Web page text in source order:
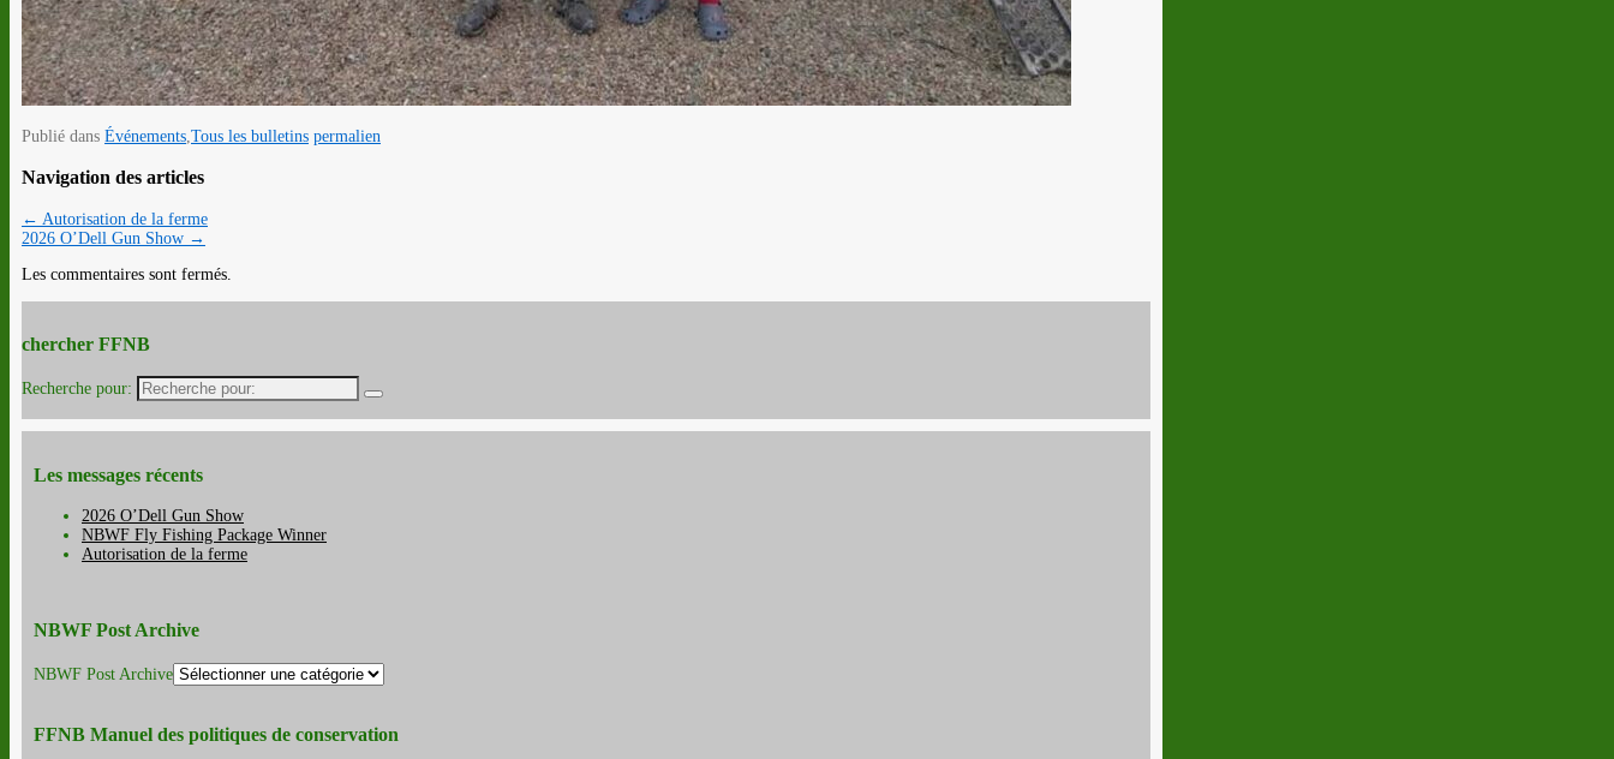
Publié dans Événements Tous les bulletins permalien
Navigation des articles
← Autorisation de la ferme
2026 O’Dell Gun Show →
Les commentaires sont fermés.
chercher FFNB
Recherche pour:
Les messages récents
2026 O’Dell Gun Show
NBWF Fly Fishing Package Winner
Autorisation de la ferme
NBWF Post Archive
NBWF Post Archive
FFNB Manuel des politiques de conservation